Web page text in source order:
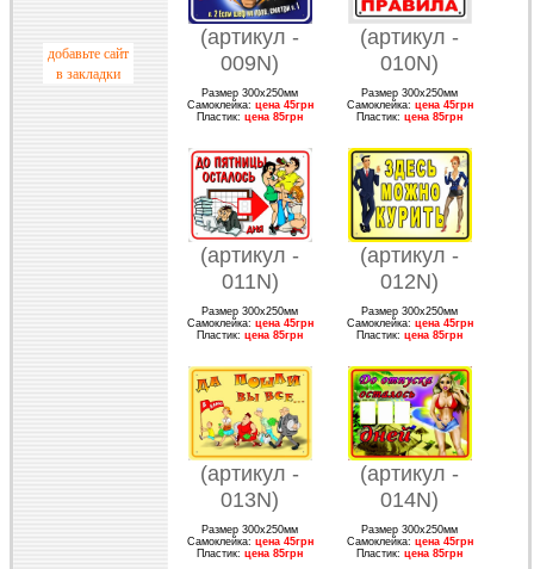
добавьте сайт
в закладки
(артикул -
009N)
Размер 300х250мм
Самоклейка: цена 45грн
Пластик:цена 85грн
(артикул -
010N)
Размер 300х250мм
Самоклейка: цена 45грн
Пластик:цена 85грн
(артикул -
011N)
Размер 300х250мм
Самоклейка: цена 45грн
Пластик:цена 85грн
(артикул -
012N)
Размер 300х250мм
Самоклейка: цена 45грн
Пластик:цена 85грн
(артикул -
013N)
Размер 300х250мм
Самоклейка: цена 45грн
Пластик:цена 85грн
(артикул -
014N)
Размер 300х250мм
Самоклейка: цена 45грн
Пластик:цена 85грн